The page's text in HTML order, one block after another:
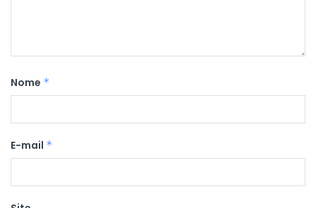
Nome *
E-mail *